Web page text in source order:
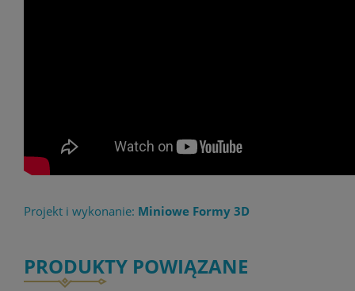
Projekt i wykonanie: Miniowe Formy 3D
PRODUKTY POWIĄZANE